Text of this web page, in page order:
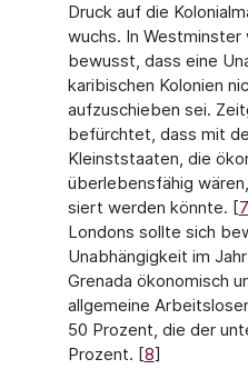
Druck auf die
wuchs. In Westminster
bewusst, dass eine
karibischen Kolonien
aufzuschieben sei.
befürchtet, dass mit
Kleinststaaten, die
überlebensfähig
siert werden könnte. [7
Londons sollte sich
Unab­hängigkeit im
Grenada ökonomisch
allgemeine
50 Prozent, die der
Prozent. [8]